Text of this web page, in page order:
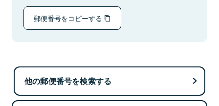
郵便番号をコピーする
他の郵便番号を検索する